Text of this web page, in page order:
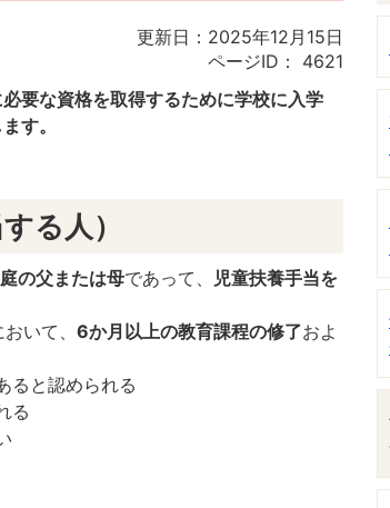
更新日：2025年12月15日
ページID：
4621
要な資格を取得するために学校に入学
す。
る人）
の父または母であって、 児童扶養手当を
いて、 6か月以上の教育課程の修了およ
ると認められる
る